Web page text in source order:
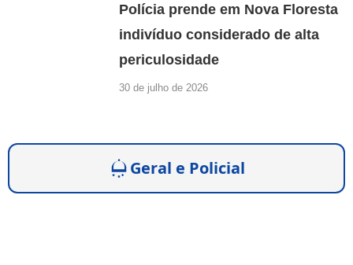
Polícia prende em Nova Floresta
indivíduo considerado de alta
periculosidade
30 de julho de 2026
Geral e Policial